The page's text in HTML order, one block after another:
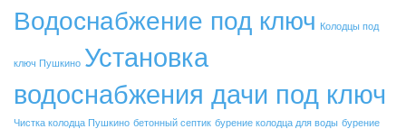
Водоснабжение под ключ Колодцы под
ключ Пушкино Установка
водоснабжения дачи под ключ
Чистка колодца Пушкино бетонный септик бурение колодца для воды бурение